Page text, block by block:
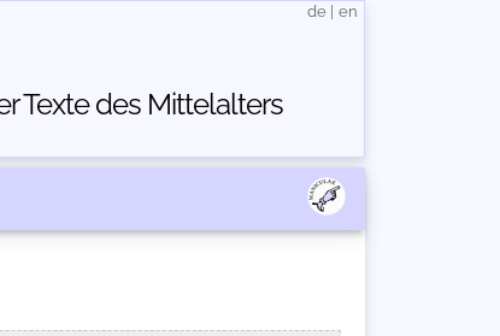
Texte des Mittelalters
de en